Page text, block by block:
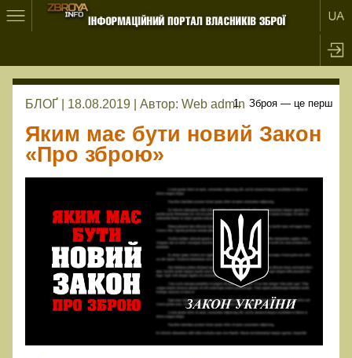
БЛОҐ | 18.08.2019 | Автор: Web admin
Яким має бути новий Закон
«Про зброю»
Зброя — це перш